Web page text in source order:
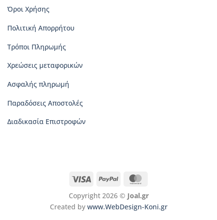
Όροι Χρήσης
Πολιτική Απορρήτου
Τρόποι Πληρωμής
Χρεώσεις μεταφορικών
Ασφαλής πληρωμή
Παραδόσεις Αποστολές
Διαδικασία Επιστροφών
Visa PayPal
Copyright 2026 © Joal.gr
Created by www.WebDesign-Koni.gr